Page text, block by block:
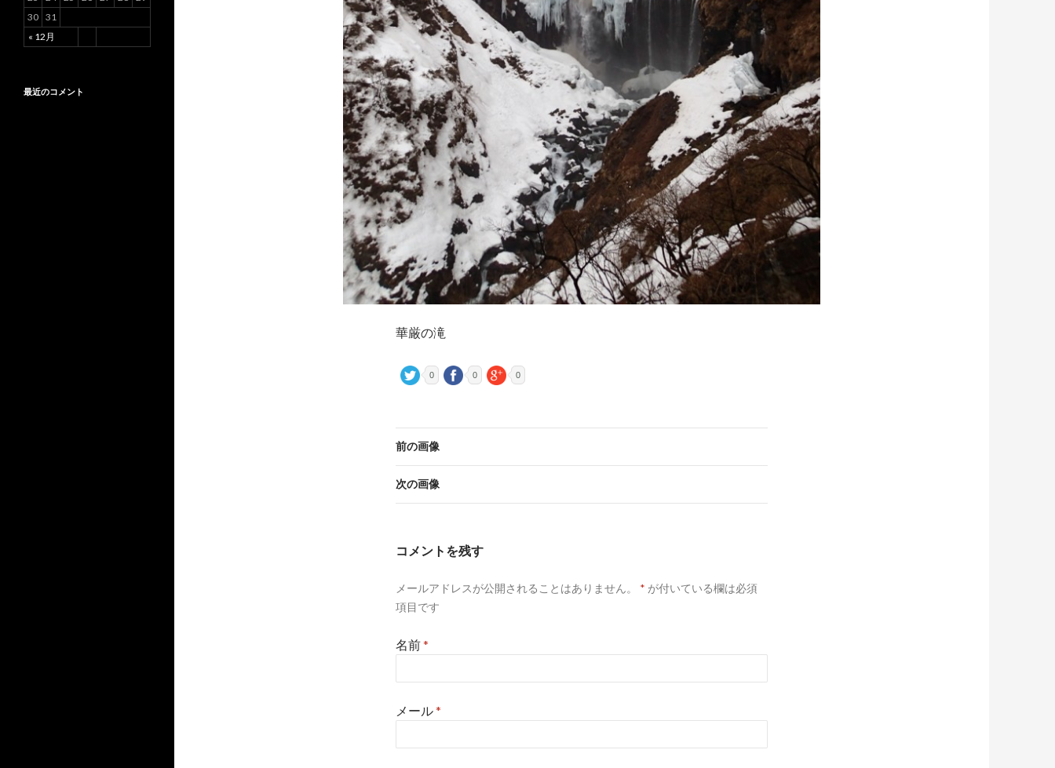
華厳の滝
0 0 0
前の画像
次の画像
コメントを残す
メールアドレスが公開されることはありません。 * が付いている欄は必須
項目です
名前*
メール*
« 12月
30 31
最近のコメント